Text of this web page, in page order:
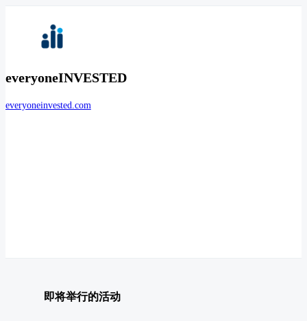
everyoneINVESTED
everyoneinvested.com
即将举行的活动